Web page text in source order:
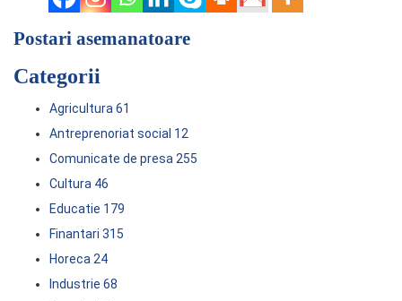
Postari asemanatoare
Categorii
Agricultura 61
Antreprenoriat social 12
Comunicate de presa 255
Cultura 46
Educatie 179
Finantari 315
Horeca 24
Industrie 68